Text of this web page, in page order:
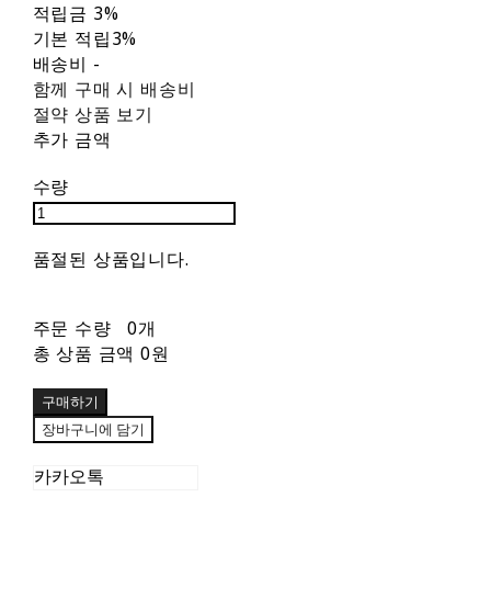
적립금 3%
기본 적립3%
배송비 -
함께 구매 시 배송비
절약 상품 보기
추가 금액
수량
품절된 상품입니다.
주문 수량
0개
총 상품 금액 0원
구매하기
장바구니에 담기
카카오톡